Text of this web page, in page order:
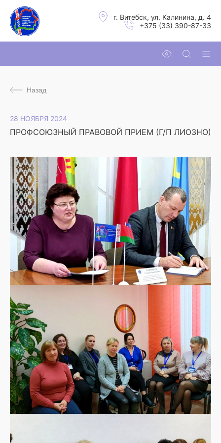
г. Витебск, ул. Калинина, д. 4
+375 (33) 390-87-33
Назад
28 НОЯБРЯ 2024
ПРОФСОЮЗНЫЙ ПРАВОВОЙ ПРИЕМ (Г/П ЛИОЗНО)